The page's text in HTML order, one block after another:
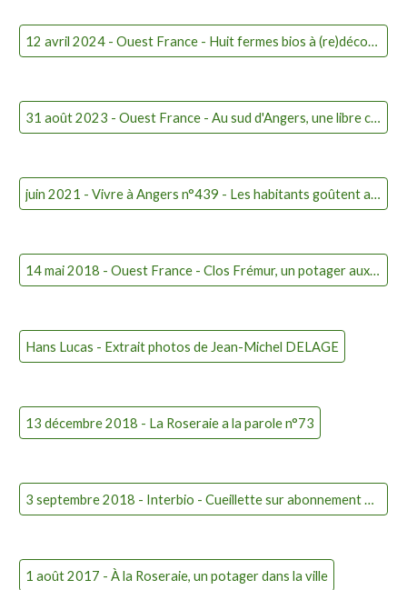
12 avril 2024 - Ouest France - Huit fermes bios à (re)découvrir près d’Angers
31 août 2023 - Ouest France - Au sud d'Angers, une libre cueillette pour payer ses légumes bios moins cher (vidéo)
juin 2021 - Vivre à Angers n°439 - Les habitants goûtent au plaisir de la cueillette (page 25)
14 mai 2018 - Ouest France - Clos Frémur, un potager aux portes de la ville
Hans Lucas - Extrait photos de Jean-Michel DELAGE
13 décembre 2018 - La Roseraie a la parole n°73
3 septembre 2018 - Interbio - Cueillette sur abonnement à Angers
1 août 2017 - À la Roseraie, un potager dans la ville